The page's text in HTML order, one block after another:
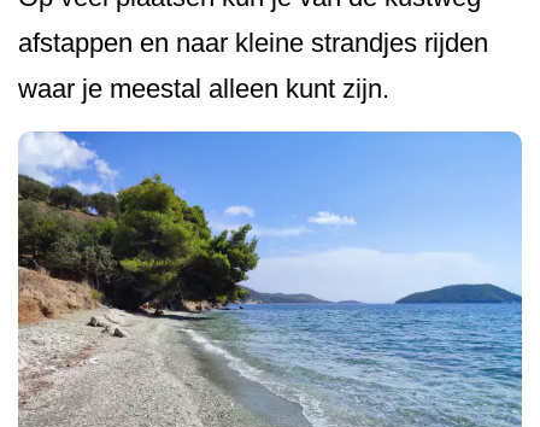
afstappen en naar kleine strandjes rijden
waar je meestal alleen kunt zijn.